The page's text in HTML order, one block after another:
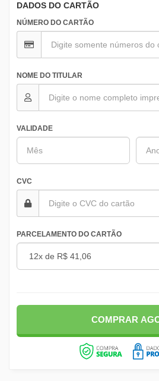
DADOS DO CARTÃO
NÚMERO DO CARTÃO
NOME DO TITULAR
VALIDADE
CVC
PARCELAMENTO DO CARTÃO
COMPRAR